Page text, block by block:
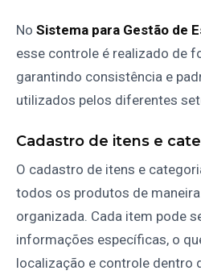
No Sistema para Gestão de
esse controle é realizado de
garantindo consistência e
utilizados pelos diferentes
Cadastro de itens e
O cadastro de itens e
todos os produtos de
organizada. Cada item pode
informações específicas, o
localização e controle dentro